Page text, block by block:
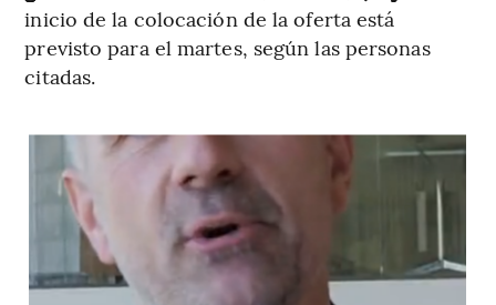
inicio de la colocación de la oferta está
previsto para el martes, según las personas
citadas.